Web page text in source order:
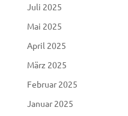
Juli 2025
Mai 2025
April 2025
März 2025
Februar 2025
Januar 2025